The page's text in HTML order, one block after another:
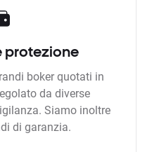
protezione
boker quotati in
da diverse
Siamo inoltre
di garanzia.